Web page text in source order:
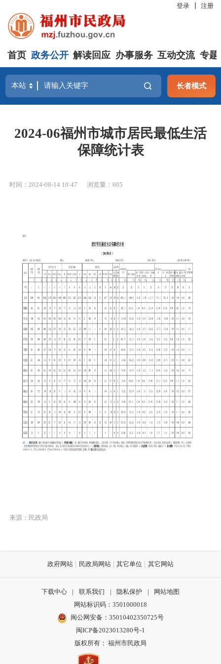
登录 注册
首页 政务公开 解读回应 办事服务 互动交流 专题
长者模式
2024-06福州市城市居民最低生活
保障统计表
时间：2024-08-14 10:47 浏览量：605
来源：民政局
政府网站 民政局网站 其它单位 其它网站
下载中心 | 联系我们 | 隐私保护 |
网站地图
网站标识码：3501000018
闽公网安备：35010402350725号
闽ICP备2023013280号-1
版权所有： 福州市民政局